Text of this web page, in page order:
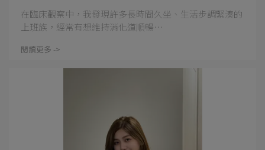
在臨床觀察中，我發現許多長時間久坐、生活步調緊湊的
上班族，經常有想維持消化道順暢⋯
閱讀更多 ->